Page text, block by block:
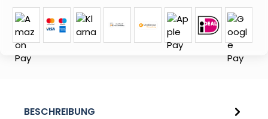
BESCHREIBUNG